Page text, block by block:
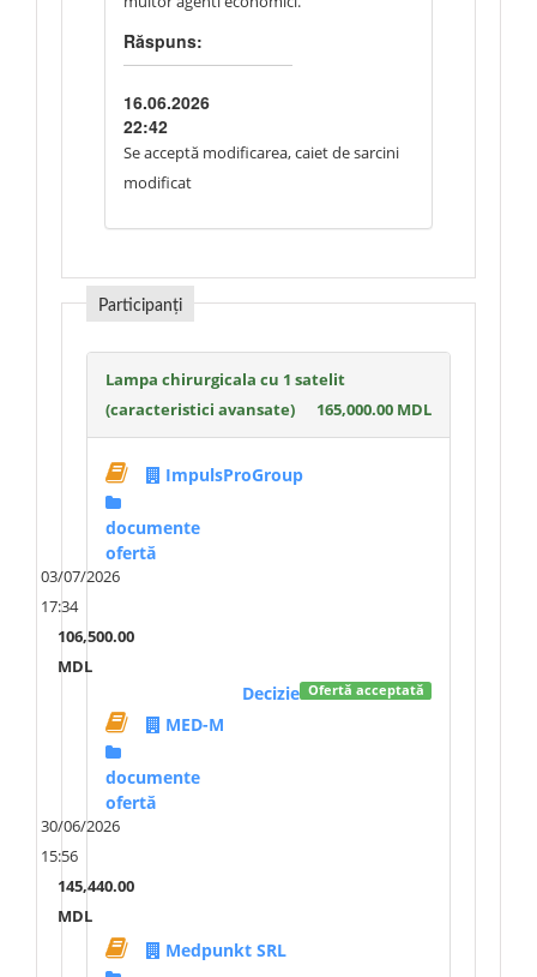
Răspuns:
16.06.2026
22:42
Se acceptă modificarea, caiet de sarcini
modificat
Participanți
Lampa chirurgicala cu 1 satelit
(caracteristici avansate)
165,000.00 MDL
ImpulsProGroup
documente
ofertă
03/07/2026
17:34
106,500.00
MDL
Ofertă acceptată
Decizie
MED-M
documente
ofertă
30/06/2026
15:56
145,440.00
MDL
Medpunkt SRL